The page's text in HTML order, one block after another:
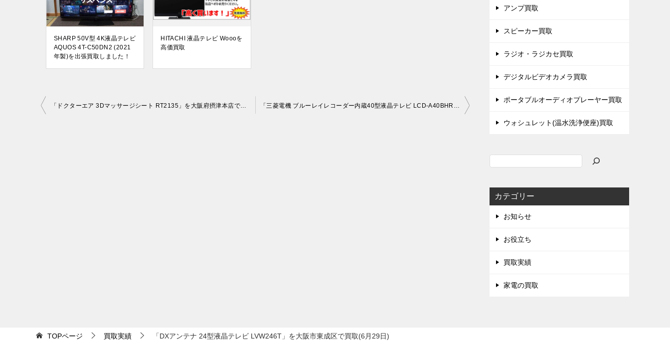
SHARP 50V型 4K液晶テレビ
AQUOS 4T-C50DN2 (2021
年製)を出張買取しました！
HITACHI 液晶テレビ Woooを
高価買取
投
「ドクターエア 3Dマッサージシート RT2135」を大阪府摂津本店で買取(6月26日) 「三菱電機 ブルーレイレコーダー内蔵40型液晶テレビ LCD-A40BHR9」を大阪市旭区で買取(6月29日)
アンプ買取
スピーカー買取
ラジオ・ラジカセ買取
デジタルビデオカメラ買取
ポータブルオーディオプレーヤー買取
ウォシュレット(温水洗浄便座)買取
カテゴリー
お知らせ
お役立ち
買取実績
家電の買取
TOPページ 買取実績 「DXアンテナ 24型液晶テレビ LVW246T」を大阪市東成区で買取(6月29日)